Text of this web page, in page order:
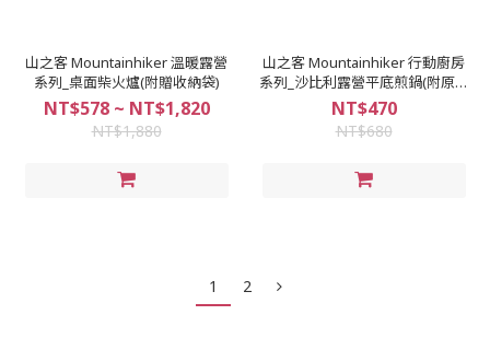
山之客 Mountainhiker 溫暖露營
系列_桌面柴火爐(附贈收納袋)
NT$578 ~ NT$1,820
NT$1,880
山之客 Mountainhiker 行動廚房
系列_沙比利露營平底煎鍋(附原廠
收納袋)
NT$470
NT$680
1 2